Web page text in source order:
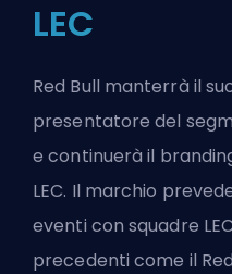
LEC
Red Bull manterrà il
presentatore del
e continuerà il
LEC. Il marchio
eventi con squadre
precedenti come il